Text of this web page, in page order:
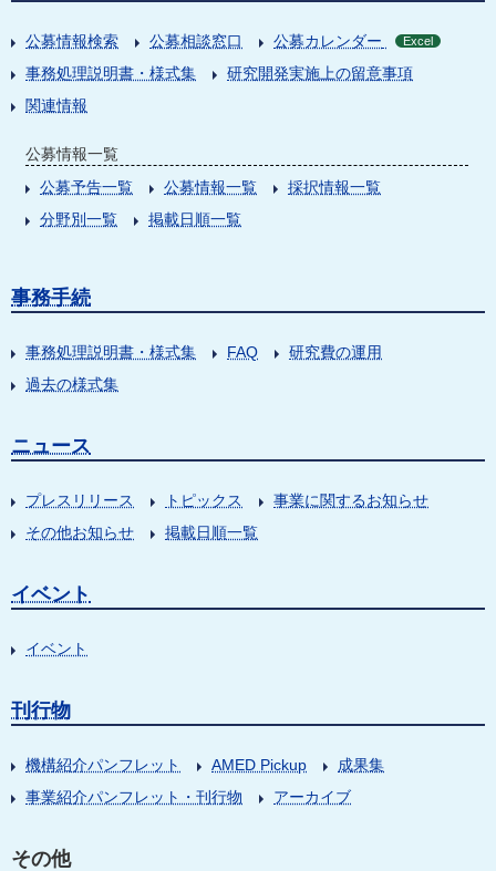
公募情報検索 公募相談窓口 公募カレンダー Excel
事務処理説明書・様式集
研究開発実施上の留意事項
関連情報
公募情報一覧
公募予告一覧
公募情報一覧
採択情報一覧
分野別一覧
掲載日順一覧
事務手続
事務処理説明書・様式集 FAQ
研究費の運用
過去の様式集
ニュース
プレスリリース トピックス
事業に関するお知らせ
その他お知らせ
掲載日順一覧
イベント
イベント
刊行物
機構紹介パンフレット AMED Pickup
成果集
事業紹介パンフレット・刊行物
アーカイブ
その他